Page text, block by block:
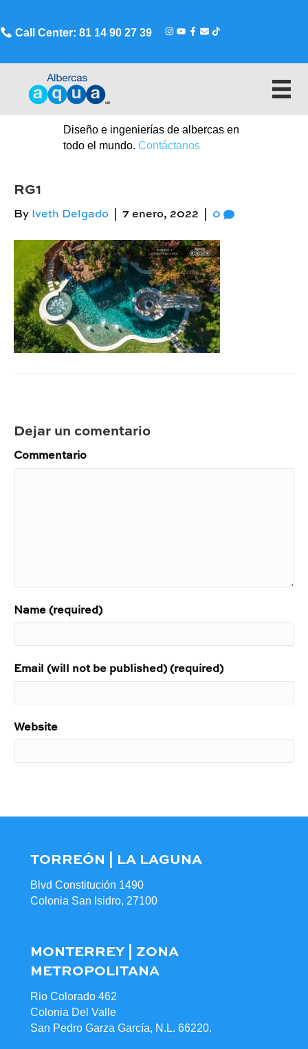
Call Center: 81 14 90 27 39
Diseño e ingenierías de albercas en
todo el mundo. Contáctanos
RG1
By Iveth Delgado 7 enero, 2022 0
Dejar un comentario
Commentario
Name (required)
Email (will not be published) (required)
Website
TORREÓN | LA LAGUNA
Blvd Constitución 1490
Colonia San Isidro, 27100
MONTERREY | ZONA
METROPOLITANA
Rio Colorado 462
Colonia Del Valle
San Pedro Garza García, N.L. 66220.